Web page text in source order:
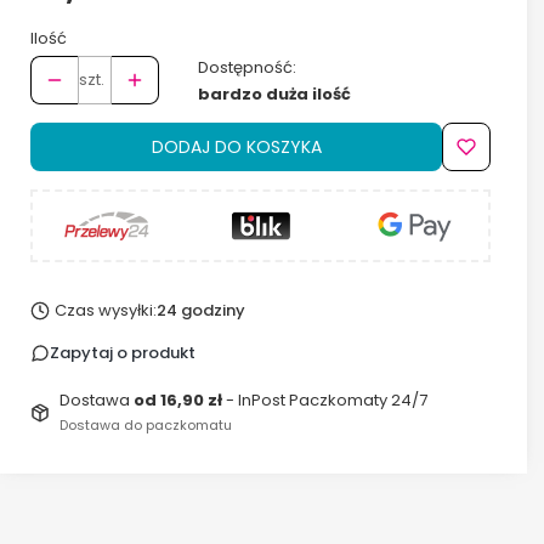
Ilość
szt.
Dostępność:
bardzo duża ilość
DODAJ DO KOSZYKA
Czas wysyłki:24 godziny
Zapytaj o produkt
Dostawa od 16,90 zł- InPost Paczkomaty 24/7
Dostawa do paczkomatu